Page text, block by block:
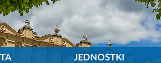
JEDNOSTKI